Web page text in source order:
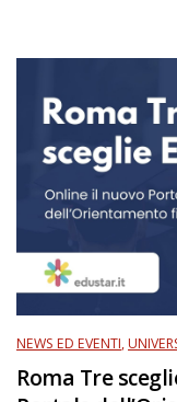
NEWS ED EVENTI,
Roma Tre